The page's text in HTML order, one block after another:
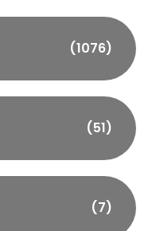
(1076)
(51)
(7)